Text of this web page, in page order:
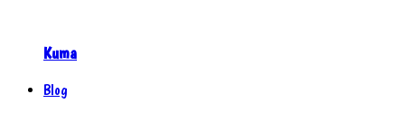
Kuma
Blog